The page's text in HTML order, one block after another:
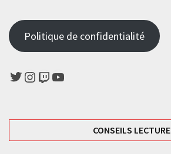
Politique de confidentialité
Twitter
Instagram
TwitchYouTube
CONSEILS LECTURE